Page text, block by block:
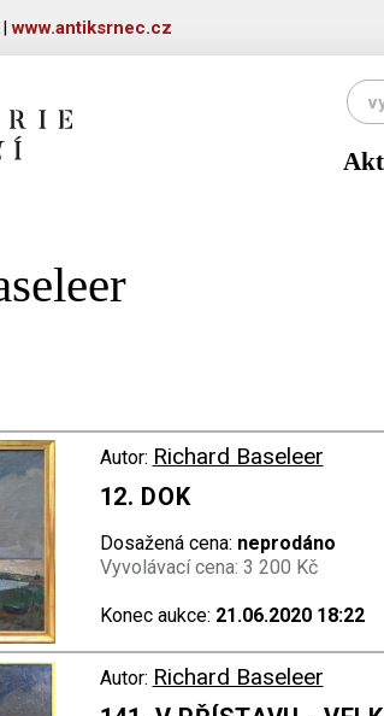
|www.antiksrnec.cz
Autor: Richard Baseleer
12. DOK
Dosažená cena: neprodáno
Vyvolávací cena: 3 200 Kč
Konec aukce: 21.06.2020 18:22
Autor: Richard Baseleer